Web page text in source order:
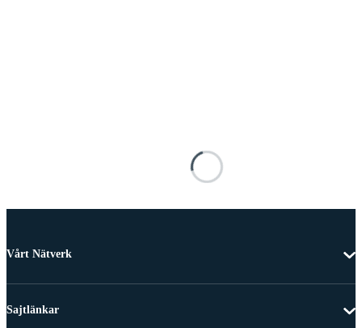
Vårt Nätverk
Sajtlänkar